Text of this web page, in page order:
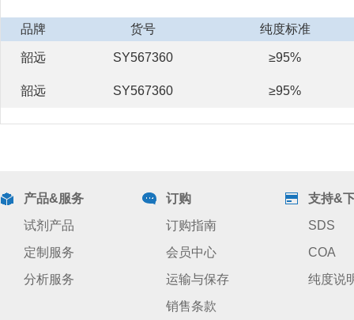
品牌 货号 纯度标准
韶远 SY567360 ≥95%
韶远 SY567360 ≥95%
产品&服务
试剂产品
定制服务
分析服务
订购
订购指南
会员中心
运输与保存
销售条款
支持&
SDS
COA
纯度说